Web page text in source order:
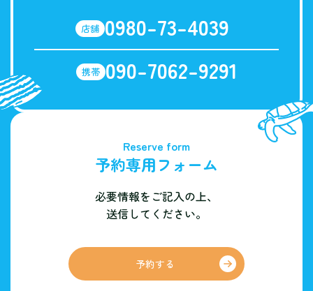
店舗 0980-73-4039
携帯 090-7062-9291
Reserve form
予約専用フォーム
必要情報をご記入の上、
送信してください。
予約する